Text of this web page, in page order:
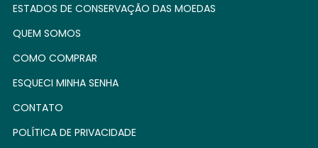
ESTADOS DE CONSERVAÇÃO DAS MOEDAS
QUEM SOMOS
COMO COMPRAR
ESQUECI MINHA SENHA
CONTATO
POLÍTICA DE PRIVACIDADE